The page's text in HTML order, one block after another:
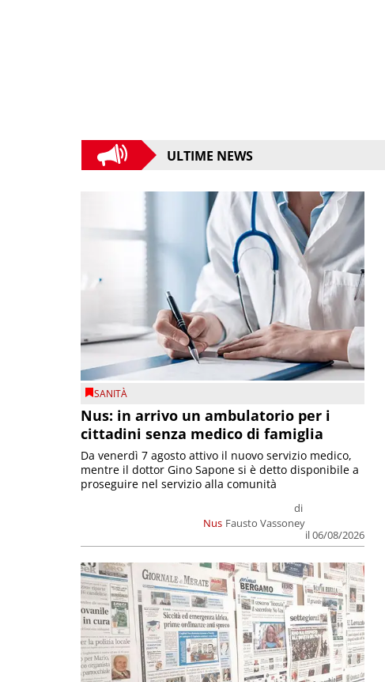
ULTIME NEWS
SANITÀ
Nus: in arrivo un ambulatorio per i
cittadini senza medico di famiglia
Nus
di
Fausto Vassoney
il 06/08/2026
Da venerdì 7 agosto attivo il nuovo servizio medico,
mentre il dottor Gino Sapone si è detto disponibile a
proseguire nel servizio alla comunità